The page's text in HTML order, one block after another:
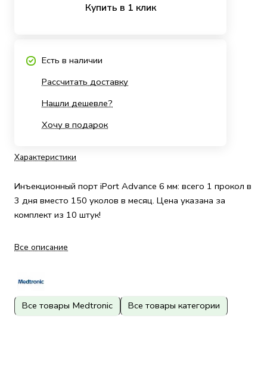
Характеристики
Инъекционный порт iPort Advance 6 мм: всего 1 прокол в
3 дня вместо 150 уколов в месяц. Цена указана за
комплект из 10 штук!
Все описание
Все товары Medtronic Все товары категории
Купить в 1 клик
Есть в наличии
Рассчитать доставку
Нашли дешевле?
Хочу в подарок